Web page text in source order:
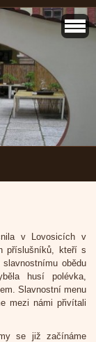
v Lovosicích v
příslušníků, kteří s
obědu
husí polévka,
Slavnostní menu
mezi námi přivítali
se již začínáme